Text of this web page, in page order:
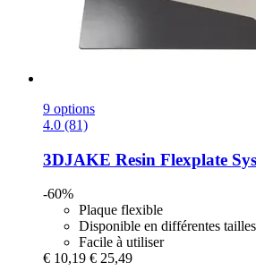
9 options
4.0 (81)
3DJAKE Resin Flexplate
-60%
Plaque flexible
Disponible en différentes tailles
Facile à utiliser
€ 10,19 € 25,49